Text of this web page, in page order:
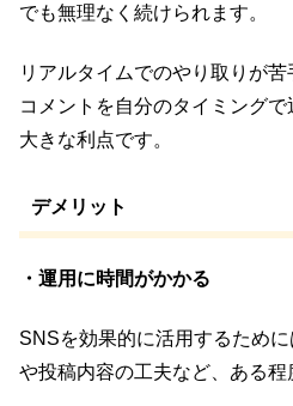
でも無理なく続けられます。
リアルタイムでのやり取りが
コメントを自分のタイミング
大きな利点です。
デメリット
・運用に時間がかかる
SNSを効果的に活用するため
や投稿内容の工夫など、ある程